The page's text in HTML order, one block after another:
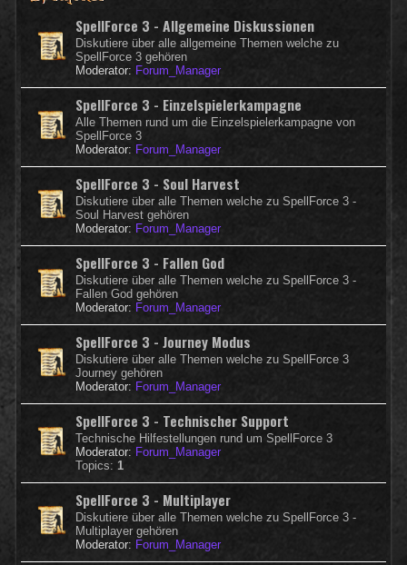
SpellForce 3 - Allgemeine Diskussionen
Diskutiere über alle allgemeine Themen welche zu
SpellForce 3 gehören
Moderator: Forum_Manager
SpellForce 3 - Einzelspielerkampagne
Alle Themen rund um die Einzelspielerkampagne von
SpellForce 3
Moderator: Forum_Manager
SpellForce 3 - Soul Harvest
Diskutiere über alle Themen welche zu SpellForce 3 -
Soul Harvest gehören
Moderator: Forum_Manager
SpellForce 3 - Fallen God
Diskutiere über alle Themen welche zu SpellForce 3 -
Fallen God gehören
Moderator: Forum_Manager
SpellForce 3 - Journey Modus
Diskutiere über alle Themen welche zu SpellForce 3
Journey gehören
Moderator: Forum_Manager
SpellForce 3 - Technischer Support
Technische Hilfestellungen rund um SpellForce 3
Moderator: Forum_Manager
Topics: 1
SpellForce 3 - Multiplayer
Diskutiere über alle Themen welche zu SpellForce 3 -
Multiplayer gehören
Moderator: Forum_Manager